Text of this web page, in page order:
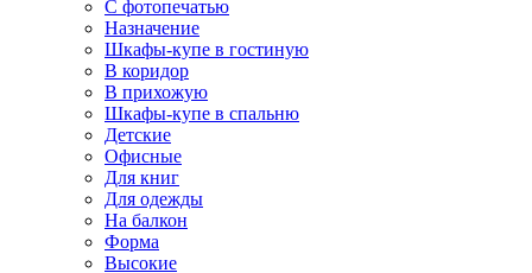
С фотопечатью
Назначение
Шкафы-купе в гостиную
В коридор
В прихожую
Шкафы-купе в спальню
Детские
Офисные
Для книг
Для одежды
На балкон
Форма
Высокие